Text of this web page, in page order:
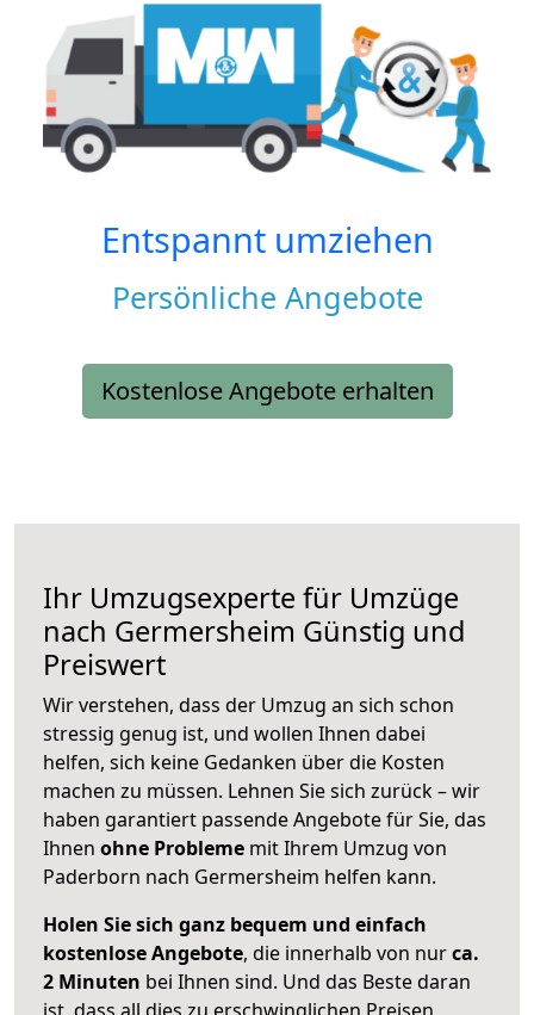
Entspannt umziehen
Persönliche Angebote
Kostenlose Angebote erhalten
Ihr Umzugsexperte für Umzüge
nach Germersheim Günstig und
Preiswert
Wir verstehen, dass der Umzug an sich schon
stressig genug ist, und wollen Ihnen dabei
helfen, sich keine Gedanken über die Kosten
machen zu müssen. Lehnen Sie sich zurück – wir
haben garantiert passende Angebote für Sie, das
Ihnen ohne Probleme mit Ihrem Umzug von
Paderborn nach Germersheim helfen kann.
Holen Sie sich ganz bequem und einfach
kostenlose Angebote, die innerhalb von nurca.
2 Minuten bei Ihnen sind. Und das Beste daran